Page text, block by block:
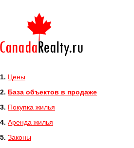
1. Цены
2. База объектов в продаже
3. Покупка жилья
4. Аренда жилья
5. Законы